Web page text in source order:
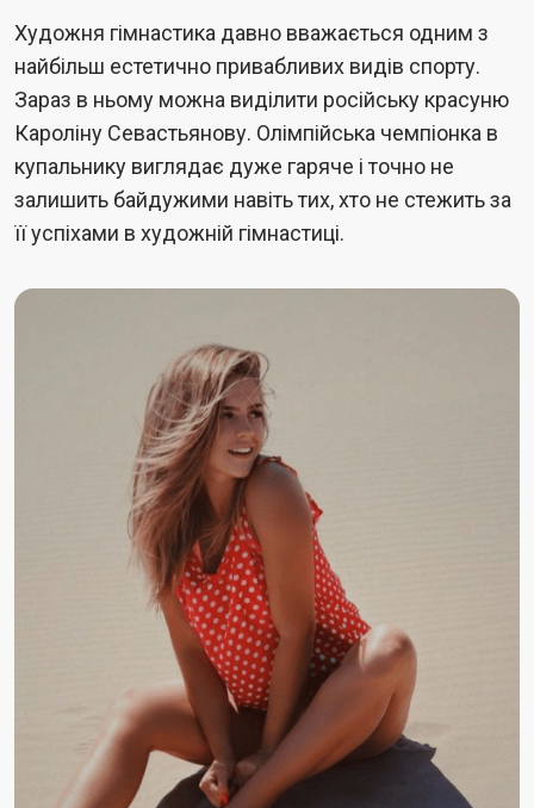
Художня гімнастика давно вважається одним з
найбільш естетично привабливих видів спорту.
Зараз в ньому можна виділити російську красуню
Кароліну Севастьянову. Олімпійська чемпіонка в
купальнику виглядає дуже гаряче і точно не
залишить байдужими навіть тих, хто не стежить за
її успіхами в художній гімнастиці.